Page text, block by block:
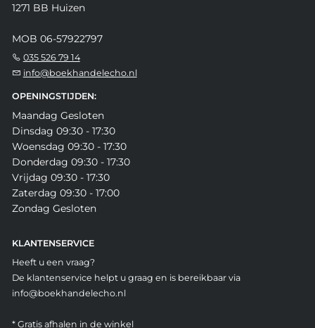
1271 BB Huizen
MOB 06-57922797
035 526 79 14
info@boekhandelecho.nl
OPENINGSTIJDEN:
Maandag Gesloten
Dinsdag 09:30 - 17:30
Woensdag 09:30 - 17:30
Donderdag 09:30 - 17:30
Vrijdag 09:30 - 17:30
Zaterdag 09:30 - 17:00
Zondag Gesloten
KLANTENSERVICE
Heeft u een vraag?
De klantenservice helpt u graag en is bereikbaar via
info@boekhandelecho.nl
* Gratis afhalen in de winkel